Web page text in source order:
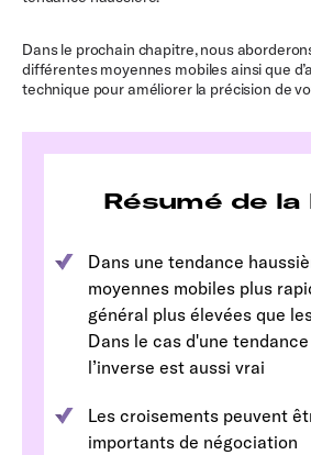
Dans le prochain chapitre, nous
différentes moyennes mobiles ainsi que
technique pour améliorer la précision de
Résumé de la
Dans une tendance
moyennes mobiles plus
général plus élevées que
Dans le cas d'une
l’inverse est aussi vrai
Les croisements peuvent
importants de négociation